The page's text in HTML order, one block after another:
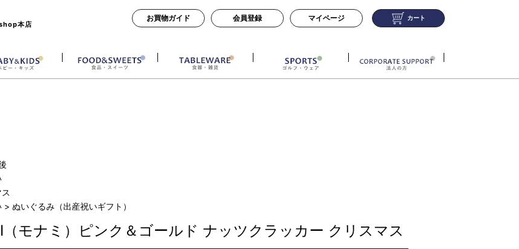
本店
お買物ガイド 会員登録 マイページ カート
> ぬいぐるみ（出産祝いギフト）
（モナミ）ピンク＆ゴールド ナッツクラッカー クリスマス